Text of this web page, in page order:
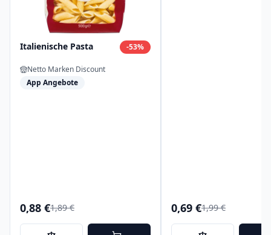
Italienische Pasta -53%
Netto Marken Discount
App Angebote
0,88 €1,89 € 0,69 €1,99 €